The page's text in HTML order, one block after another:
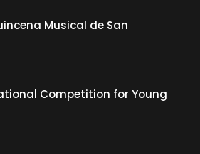
Musical de San
Competition for Young